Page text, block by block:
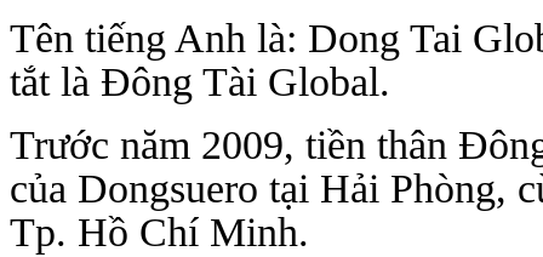
Tên tiếng Anh là: Dong Tai
tắt là Đông Tài Global.
Trước năm 2009, tiền thân
của Dongsuero tại Hải Phòng,
Tp. Hồ Chí Minh.